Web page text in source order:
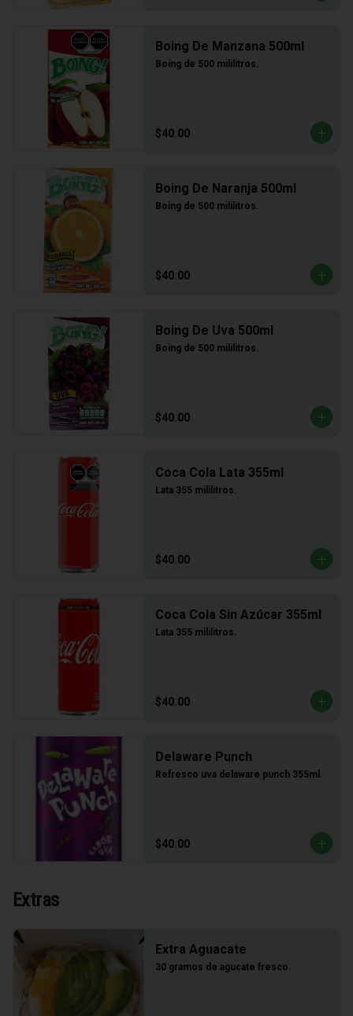
Boing De Manzana 500ml
Boing de 500 mililitros.
$40.00
Boing De Naranja 500ml
Boing de 500 mililitros.
$40.00
Boing De Uva 500ml
Boing de 500 mililitros.
$40.00
Coca Cola Lata 355ml
Lata 355 mililitros.
$40.00
Coca Cola Sin Azúcar 355ml
Lata 355 mililitros.
$40.00
Delaware Punch
Refresco uva delaware punch 355ml.
$40.00
Extras
Extra Aguacate
30 gramos de agucate fresco.